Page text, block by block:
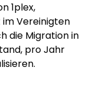
1plex,
Vereinigten
die Migration in
pro Jahr